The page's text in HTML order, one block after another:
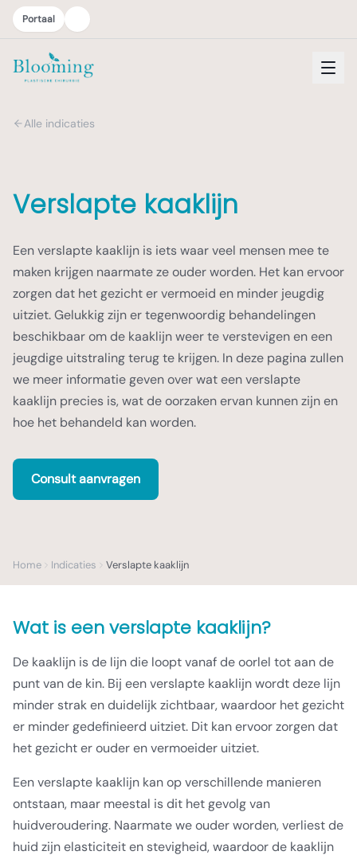
Portaal
Alle indicaties
Verslapte kaaklijn
Een verslapte kaaklijn is iets waar veel mensen mee te
maken krijgen naarmate ze ouder worden. Het kan ervoor
zorgen dat het gezicht er vermoeid en minder jeugdig
uitziet. Gelukkig zijn er tegenwoordig behandelingen
beschikbaar om de kaaklijn weer te verstevigen en een
jeugdige uitstraling terug te krijgen. In deze pagina zullen
we meer informatie geven over wat een verslapte
kaaklijn precies is, wat de oorzaken ervan kunnen zijn en
hoe het behandeld kan worden.
Consult aanvragen
Home Indicaties Verslapte kaaklijn
Wat is een verslapte kaaklijn?
De kaaklijn is de lijn die loopt vanaf de oorlel tot aan de
punt van de kin. Bij een verslapte kaaklijn wordt deze lijn
minder strak en duidelijk zichtbaar, waardoor het gezicht
er minder gedefinieerd uitziet. Dit kan ervoor zorgen dat
het gezicht er ouder en vermoeider uitziet.
Een verslapte kaaklijn kan op verschillende manieren
ontstaan, maar meestal is dit het gevolg van
huidveroudering. Naarmate we ouder worden, verliest de
huid zijn elasticiteit en stevigheid, waardoor de kaaklijn